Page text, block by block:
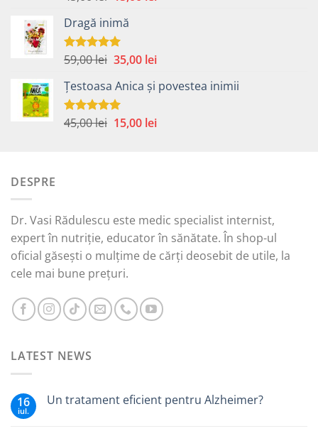
a
fost:
45,00 lei.
Dragă inimă
Evaluat la
59,00lei Prețul
a
fost:
59,00 lei.
35,00 leiPrețul
este:
Țestoasa Anica și povestea inimii
Evaluat la
45,00lei Prețul
15,00 leiPrețul
DESPRE
Dr. Vasi Rădulescu este medic specialist internist,
expert în nutriție, educator în sănătate. În shop-ul
oficial găsești o mulțime de cărți deosebit de utile, la
cele mai bune prețuri.
LATEST NEWS
16
iul.
Un tratament eficient pentru Alzheimer?